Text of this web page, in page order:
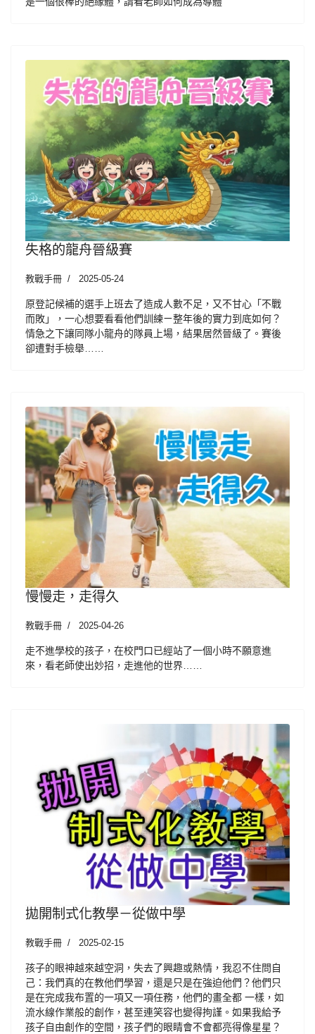
失格的龍舟晉級賽
教戰手冊 2025-05-24
原登記候補的選手上班去了造成人數不足，又不甘心「不戰
而敗」，一心想要看看他們訓練ㄧ整年後的實力到底如何？
情急之下讓同隊小龍舟的隊員上場，結果居然晉級了。賽後
卻遭對手檢舉……
慢慢走，走得久
教戰手冊 2025-04-26
走不進學校的孩子，在校門口已經站了一個小時不願意進
來，看老師使出妙招，走進他的世界……
拋開制式化教學－從做中學
教戰手冊 2025-02-15
孩子的眼神越來越空洞，失去了興趣或熱情，我忍不住問自
己：我們真的在教他們學習，還是只是在強迫他們？他們只
是在完成我布置的一項又一項任務，他們的畫全都 一樣，如
流水線作業般的創作，甚至連笑容也變得拘謹。如果我給予
孩子自由創作的空間，孩子們的眼睛會不會都亮得像星星？